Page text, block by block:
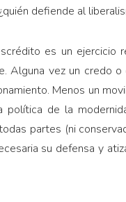
defiende al
es un ejercicio
Alguna vez un credo
Menos un
política de la
partes (ni
su defensa y